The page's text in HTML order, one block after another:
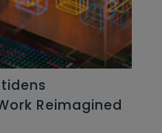
Reimagined